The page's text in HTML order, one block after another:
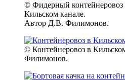
© Фидерный контейнеровоз
Кильском канале.
Автор Д.В. Филимонов.
© Контейнеровоз в
Филимонов.